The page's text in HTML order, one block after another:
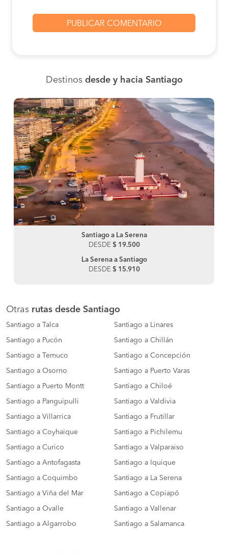
Destinos desde y hacia Santiago
Santiago a La Serena
DESDE $ 19.500
La Serena a Santiago
DESDE $ 15.910
Otras rutas desde Santiago
Santiago a Talca Santiago a Linares
Santiago a Pucón Santiago a Chillán
Santiago a Temuco Santiago a Concepción
Santiago a Osorno Santiago a Puerto Varas
Santiago a Puerto Montt Santiago a Chiloé
Santiago a Panguipulli Santiago a Valdivia
Santiago a Villarrica Santiago a Frutillar
Santiago a Coyhaique Santiago a Pichilemu
Santiago a Curico Santiago a Valparaiso
Santiago a Antofagasta Santiago a Iquique
Santiago a Coquimbo Santiago a La Serena
Santiago a Viña del Mar Santiago a Copiapó
Santiago a Ovalle Santiago a Vallenar
Santiago a Algarrobo Santiago a Salamanca